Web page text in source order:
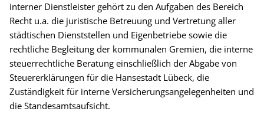
interner Dienstleister gehört zu den Aufgaben des Bereich
Recht u.a. die juristische Betreuung und Vertretung aller
städtischen Dienststellen und Eigenbetriebe sowie die
rechtliche Begleitung der kommunalen Gremien, die interne
steuerrechtliche Beratung einschließlich der Abgabe von
Steuererklärungen für die Hansestadt Lübeck, die
Zuständigkeit für interne Versicherungsangelegenheiten und
die Standesamtsaufsicht.